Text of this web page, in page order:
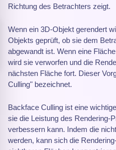
Richtung des Betrachters zeigt.
Wenn ein 3D-Objekt gerendert
Objekts geprüft, ob sie dem
abgewandt ist. Wenn eine
wird sie verworfen und die
nächsten Fläche fort. Dieser
Culling" bezeichnet.
Backface Culling ist eine
sie die Leistung des Rendering-
verbessern kann. Indem die
werden, kann sich die